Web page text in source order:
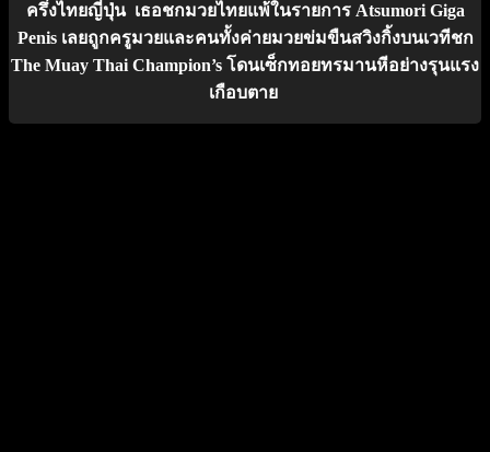
ครึ่งไทยญี่ปุ่น เธอชกมวยไทยแพ้ในรายการ Atsumori Giga
Penis เลยถูกครูมวยและคนทั้งค่ายมวยข่มขืนสวิงกิ้งบนเวทีชก
The Muay Thai Champion’s โดนเซ็กทอยทรมานหีอย่างรุนแรง
เกือบตาย